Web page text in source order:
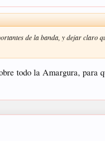
de la banda, y dejar claro
todo la Amargura, para